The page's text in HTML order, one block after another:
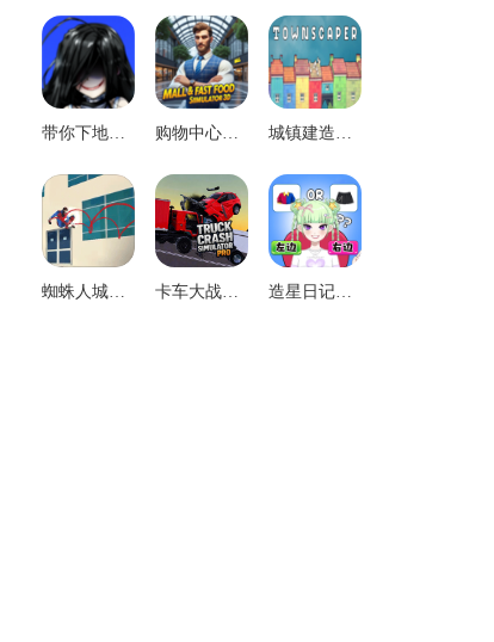
带你下地狱病娇凶娘最新免费版 购物中心模拟器汉化版 城镇建造模拟官方版
蜘蛛人城市英雄手游版 卡车大战直装游戏版 造星日记无广告版